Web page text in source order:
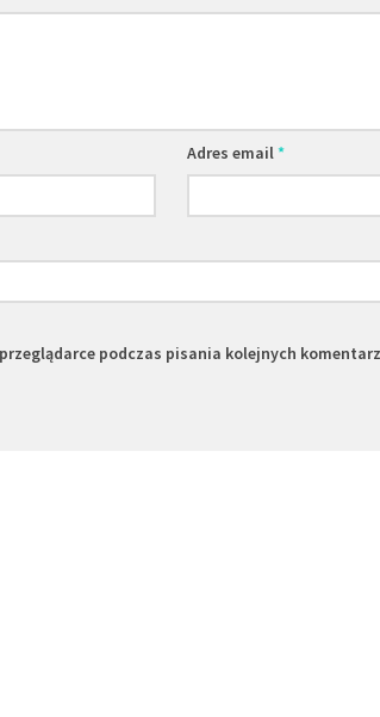
Adres email*
podczas pisania kolejnych